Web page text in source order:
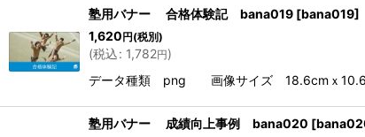
塾用バナー 合格体験記 bana019 [bana019]
1,620円(税別)
(税込: 1,782円)
データ種類 png 画像サイズ 18.6cmｘ
塾用バナー 成績向上事例 bana020 [